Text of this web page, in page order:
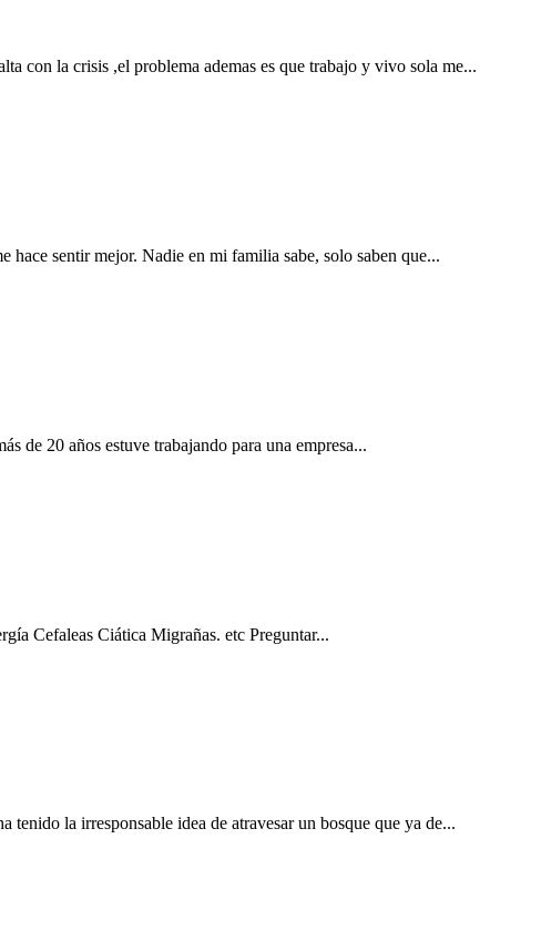
con la crisis ,el problema ademas es que trabajo y vivo sola me...
hace sentir mejor. Nadie en mi familia sabe, solo saben que...
de 20 años estuve trabajando para una empresa...
Cefaleas Ciática Migrañas. etc Preguntar...
tenido la irresponsable idea de atravesar un bosque que ya de...